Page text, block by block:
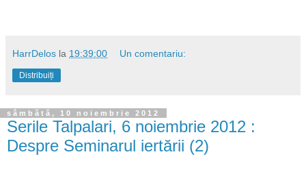
HarrDelos la 19:39:00 Un comentariu:
Distribuiți
sâmbătă, 10 noiembrie 2012
Serile Talpalari, 6 noiembrie 2012 :
Despre Seminarul iertării (2)